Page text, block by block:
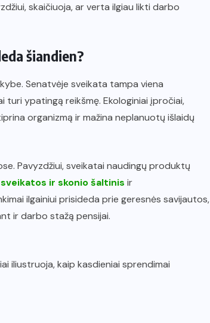
skaičiuoja, ar verta ilgiau likti darbo
šiandien?
Senatvėje sveikata tampa viena
ypatingą reikšmę. Ekologiniai įpročiai,
organizmą ir mažina neplanuotų išlaidų
Pavyzdžiui, sveikatai naudingų produktų
ir skonio šaltinis ir
ilgainiui prisideda prie geresnės savijautos,
ir darbo stažą pensijai.
iliustruoja, kaip kasdieniai sprendimai